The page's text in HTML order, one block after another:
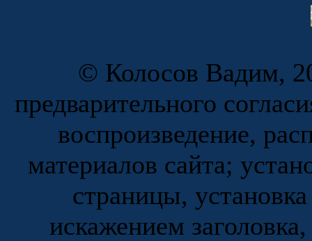
© Колосов Вадим,
предварительного
воспроизведение,
материалов сайта;
страницы,
искажением